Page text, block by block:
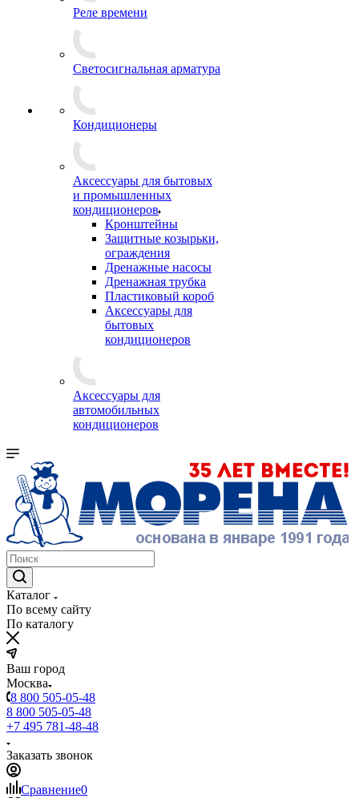
Реле времени
Светосигнальная арматура
Кондиционеры
Аксессуары для бытовых
и промышленных
кондиционеров
Кронштейны
Защитные козырьки,
ограждения
Дренажные насосы
Дренажная трубка
Пластиковый короб
Аксессуары для
бытовых
кондиционеров
Аксессуары для
автомобильных
кондиционеров
Каталог
По всему сайту
По каталогу
Ваш город
Москва
8 800 505-05-48
8 800 505-05-48
+7 495 781-48-48
Заказать звонок
Сравнение0